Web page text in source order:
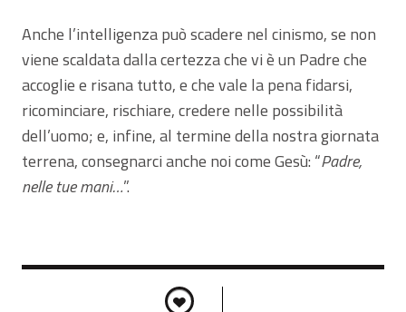
Anche l’intelligenza può scadere nel cinismo, se non
viene scaldata dalla certezza che vi è un Padre che
accoglie e risana tutto, e che vale la pena fidarsi,
ricominciare, rischiare, credere nelle possibilità
dell’uomo; e, infine, al termine della nostra giornata
terrena, consegnarci anche noi come Gesù: “Padre,
nelle tue mani…”.